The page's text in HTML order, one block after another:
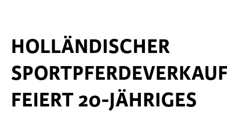
HOLLÄNDISCHER
FEIERT 20-JÄHRIGES